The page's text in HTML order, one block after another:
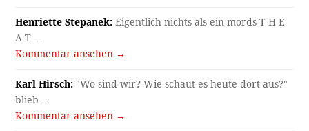
Henriette Stepanek: Eigentlich nichts als ein mords T H E
A T…
Kommentar ansehen →
Karl Hirsch: "Wo sind wir? Wie schaut es heute dort aus?"
blieb…
Kommentar ansehen →